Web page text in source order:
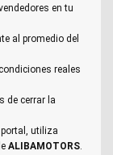
en tu
al promedio del
reales
de cerrar la
utiliza
ALIBAMOTORS.